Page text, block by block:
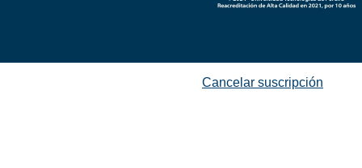
Cancelar suscripción